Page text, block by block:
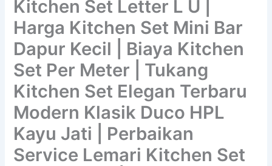
Kitchen Set Letter L U |
Harga Kitchen Set Mini Bar
Dapur Kecil | Biaya Kitchen
Set Per Meter | Tukang
Kitchen Set Elegan Terbaru
Modern Klasik Duco HPL
Kayu Jati | Perbaikan
Service Lemari Kitchen Set